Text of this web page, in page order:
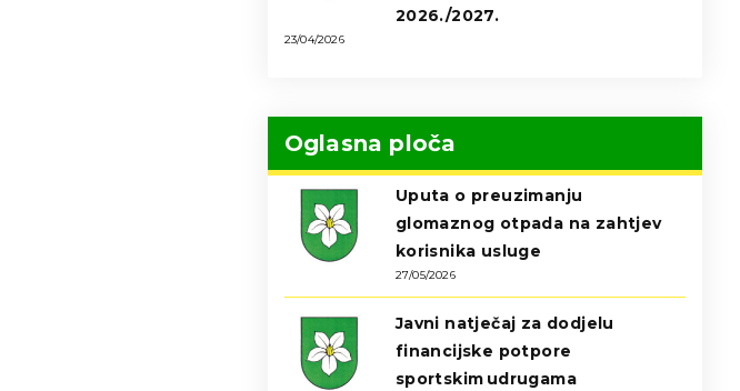
2026./2027.
23/04/2026
Oglasna ploča
Uputa o preuzimanju
glomaznog otpada na zahtjev
korisnika usluge
27/05/2026
Javni natječaj za dodjelu
financijske potpore
sportskim udrugama